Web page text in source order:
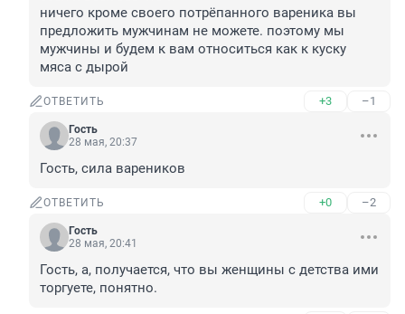
ничего кроме своего потрёпанного вареника вы
предложить мужчинам не можете. поэтому мы
мужчины и будем к вам относиться как к куску
мяса с дырой
ОТВЕТИТЬ +3 –1
Гость
28 мая, 20:37
Гость, сила вареников
ОТВЕТИТЬ +0 –2
Гость
28 мая, 20:41
Гость, а, получается, что вы женщины с детства ими
торгуете, понятно.